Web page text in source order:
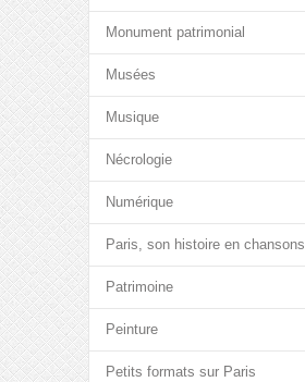
Monument patrimonial
Musées
Musique
Nécrologie
Numérique
Paris, son histoire en chansons
Patrimoine
Peinture
Petits formats sur Paris